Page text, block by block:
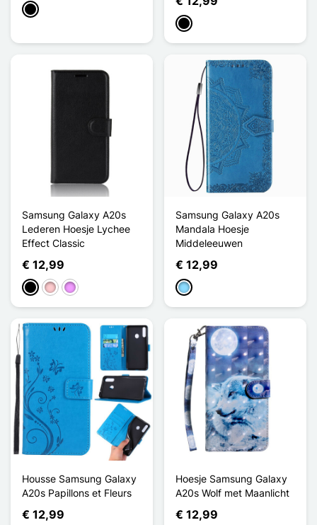
Zwart
Zwart
Samsung Galaxy A20s
Lederen Hoesje Lychee
Effect Classic
€ 12,99
ZwartRozeLicht Violet
Samsung Galaxy A20s
Mandala Hoesje
Middeleeuwen
€ 12,99
Licht Blauw
Housse Samsung Galaxy
A20s Papillons et Fleurs
€ 12,99
Hoesje Samsung Galaxy
A20s Wolf met Maanlicht
€ 12,99